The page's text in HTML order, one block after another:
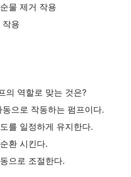
물 제거 작용
용
의 역할로 맞는 것은?
으로 작동하는 펌프이다.
를 일정하게 유지한다.
환 시킨다.
으로 조절한다.